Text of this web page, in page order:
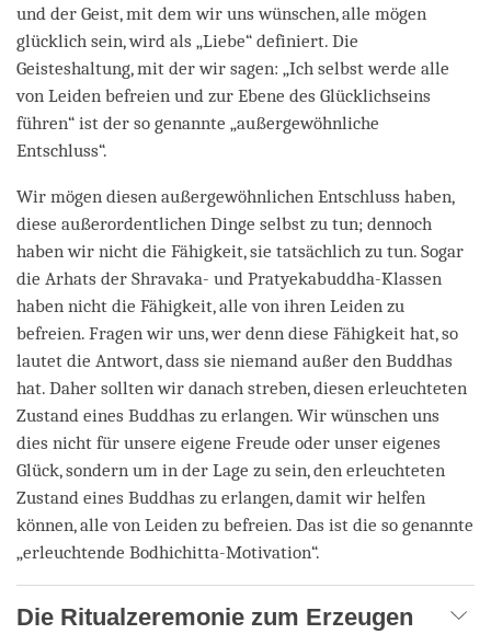
und der Geist, mit dem wir uns wünschen, alle mögen
glücklich sein, wird als „Liebe“ definiert. Die
Geisteshaltung, mit der wir sagen: „Ich selbst werde alle
von Leiden befreien und zur Ebene des Glücklichseins
führen“ ist der so genannte „außergewöhnliche
Entschluss“.
Wir mögen diesen außergewöhnlichen Entschluss haben,
diese außerordentlichen Dinge selbst zu tun; dennoch
haben wir nicht die Fähigkeit, sie tatsächlich zu tun. Sogar
die Arhats der Shravaka- und Pratyekabuddha-Klassen
haben nicht die Fähigkeit, alle von ihren Leiden zu
befreien. Fragen wir uns, wer denn diese Fähigkeit hat, so
lautet die Antwort, dass sie niemand außer den Buddhas
hat. Daher sollten wir danach streben, diesen erleuchteten
Zustand eines Buddhas zu erlangen. Wir wünschen uns
dies nicht für unsere eigene Freude oder unser eigenes
Glück, sondern um in der Lage zu sein, den erleuchteten
Zustand eines Buddhas zu erlangen, damit wir helfen
können, alle von Leiden zu befreien. Das ist die so genannte
„erleuchtende Bodhichitta-Motivation“.
Die Ritualzeremonie zum Erzeugen